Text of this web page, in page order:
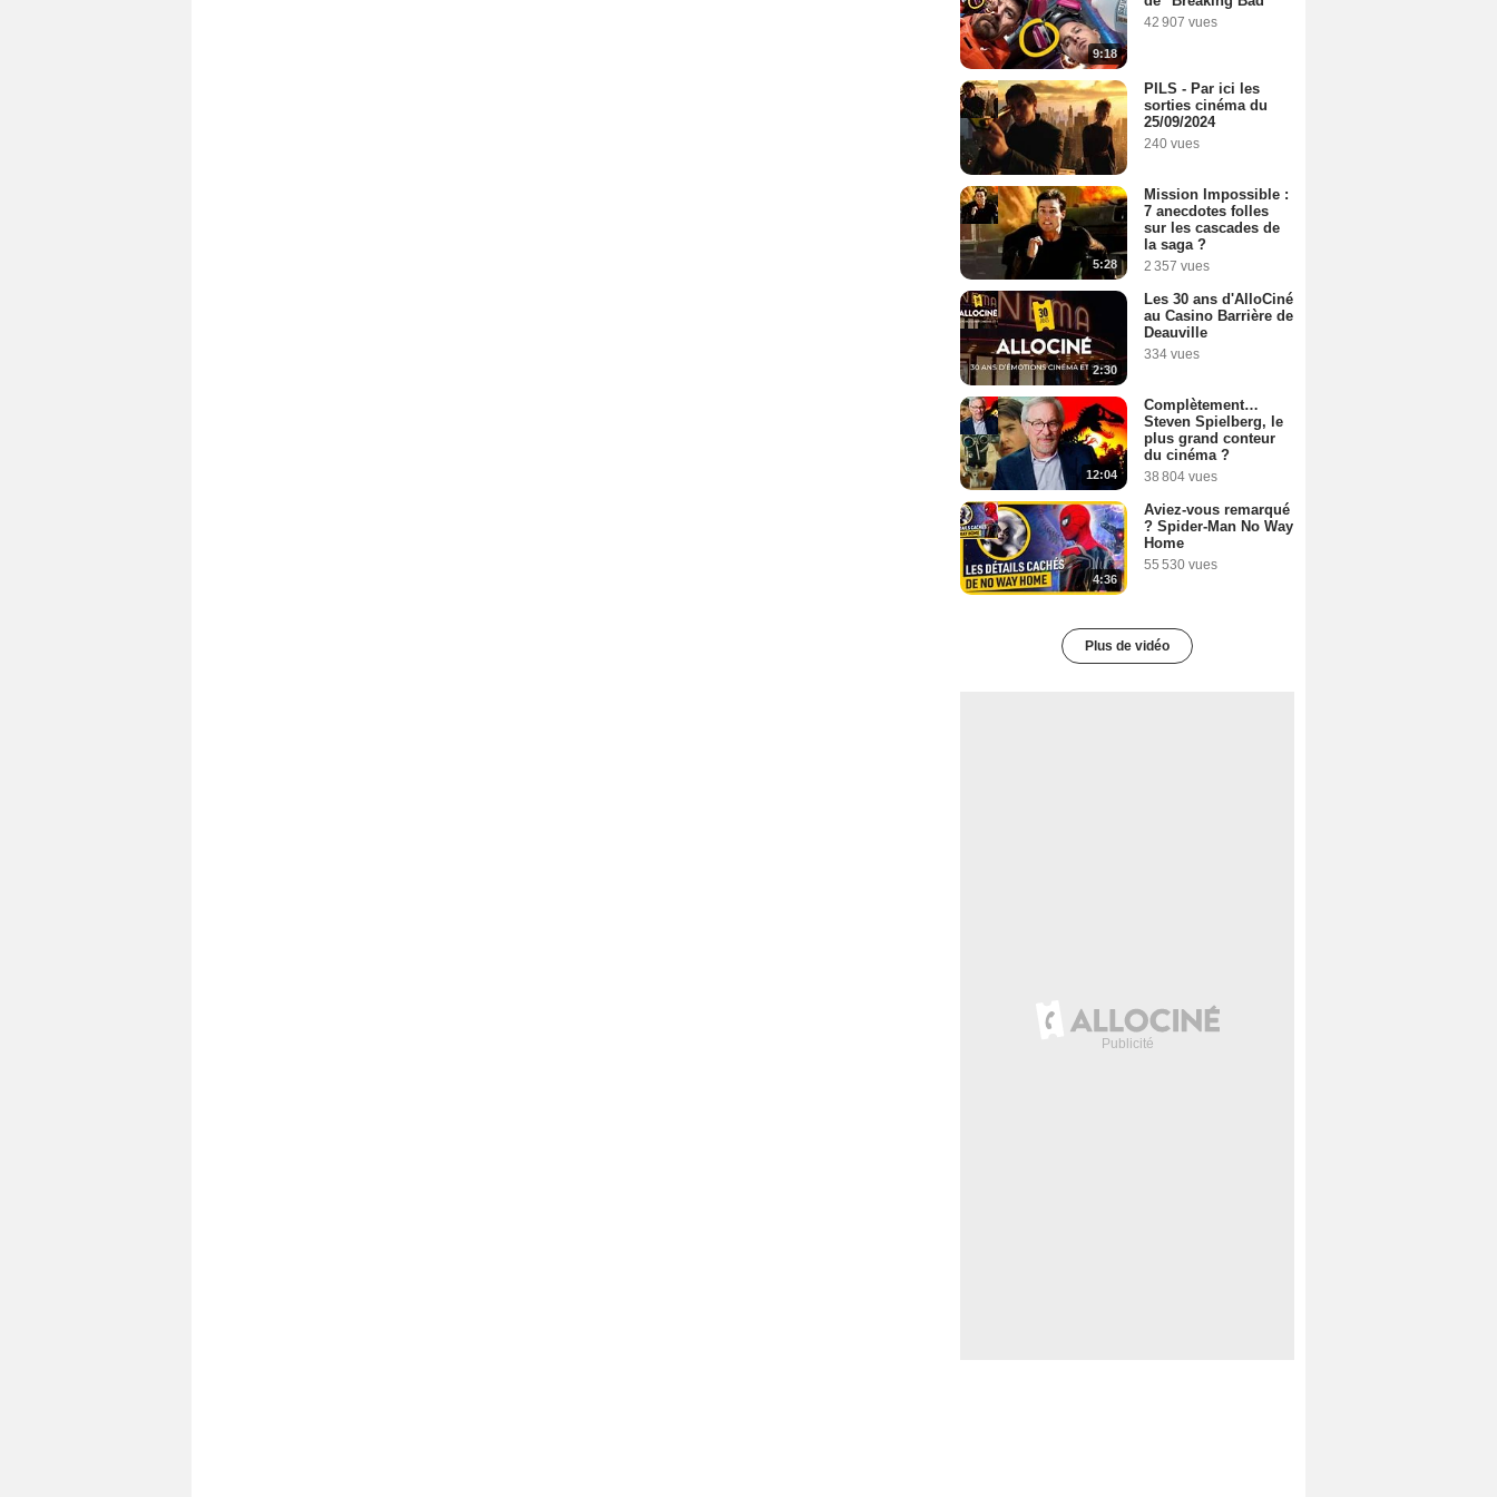
9:18
42 907 vues
PILS - Par ici les
sorties cinéma du
25/09/2024
240 vues
5:28
Mission Impossible :
7 anecdotes folles
sur les cascades de
la saga ?
2 357 vues
2:30
Les 30 ans d'AlloCiné
au Casino Barrière de
Deauville
334 vues
12:04
Complètement…
Steven Spielberg, le
plus grand conteur
du cinéma ?
38 804 vues
4:36
Aviez-vous remarqué
? Spider-Man No Way
Home
55 530 vues
Plus de vidéo